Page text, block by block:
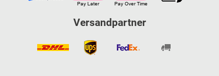
Versandpartner